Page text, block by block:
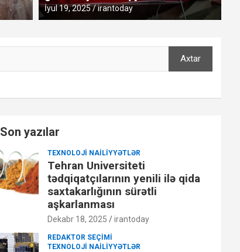
İyul 19, 2025 irantoday
Axtar
Son yazılar
TEXNOLOJI NAILIYYƏTLƏR
Tehran Universiteti
tədqiqatçılarının yenili ilə qida
saxtakarlığının sürətli
aşkarlanması
Dekabr 18, 2025 irantoday
REDAKTOR SEÇIMI
TEXNOLOJI NAILIYYƏTLƏR